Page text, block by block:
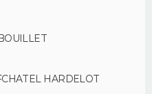
HARDELOT